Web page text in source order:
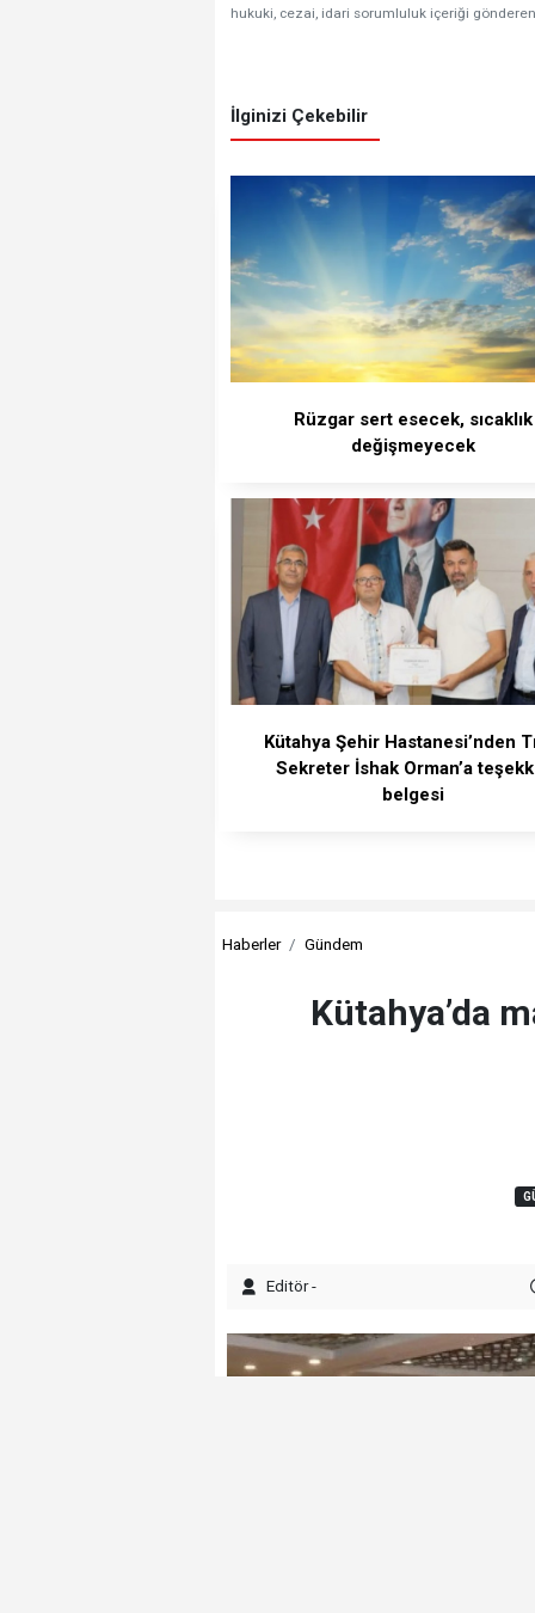
hukuki, cezai, idari sorumluluk içeriği
İlginizi Çekebilir
Rüzgar sert esecek, sıcaklık
değişmeyecek
Kütahya Şehir Hastanesi’nden
Sekreter İshak Orman’a
belgesi
Haberler Gündem
Kütahya’da
Editör -